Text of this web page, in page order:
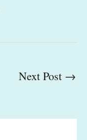
Next Post →